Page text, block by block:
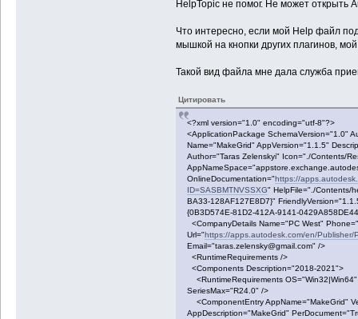
HelpTopic не помог. Не может открыть
Что интересно, если мой Help файл
мышкой на кнопки других плагинов,
Такой вид файла мне дала служба
Цитировать
<?xml version="1.0" encoding="utf-8"?>
<ApplicationPackage SchemaVersion="1.0"
Name="MakeGrid" AppVersion="1.1.5"
Author="Taras Zelenskyi" Icon="./Contents/
OnlineDocumentation="https://
ID=SASBMTNVSSXG" HelpFile="./Contents/
BA33-128AF127E8D7}"
{0B3D574E-81D2-412A-9141-
<CompanyDetails Name="PC West"
Url="https://apps.autodesk.com/en/Publisher/
Email="taras.zelensky@gmail.com" />
<RuntimeRequirements />
<Components Description="2018-2021">
<RuntimeRequirements
SeriesMax="R24.0" />
<ComponentEntry AppName="MakeGrid"
AppDescription="MakeGrid"